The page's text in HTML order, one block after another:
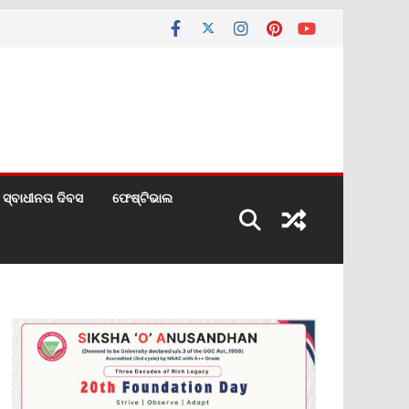
ସ୍ବାଧୀନତା ଦିବସ ଫେଷ୍ଟିଭାଲ